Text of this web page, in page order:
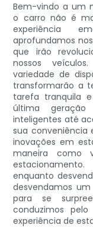
Bem-vindo a um
o carro não é
experiência
aprofundamos
que irão
nossos
variedade de
transformarão a
tarefa tranquila e
última
inteligentes até
sua conveniência
inovações em
maneira como
enquanto
desvendamos
para se
conduzimos
experiência de